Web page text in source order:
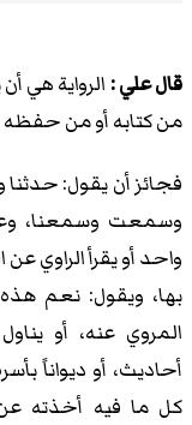
قال علي : الرواية هي
من كتابه أو من حفظه
فجائز أن يقول: حدثنا
وسمعت وسمعنا،
واحد أو يقرأ الراوي
بها، ويقول: نعم هذه
المروي عنه، أو
أحاديث، أو ديواناً
كل ما فيه أخذته